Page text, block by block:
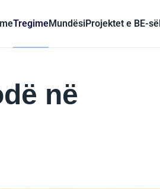
TregimeMundësiProjektet e BE-së
në